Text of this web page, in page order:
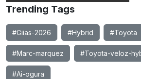
Trending Tags
#Giias-2026 #Hybrid #Toyota
#Marc-marquez #Toyota-veloz-
#Ai-ogura